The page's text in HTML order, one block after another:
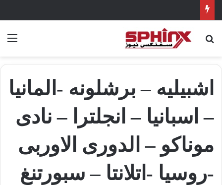
بحث عن
اشبيليه – برشلونه -المانيا
– اسبانيا – انجلترا – نادى
موناكو – الدورى الاوربى
-روسيا -اتلانتا – سبورتنغ